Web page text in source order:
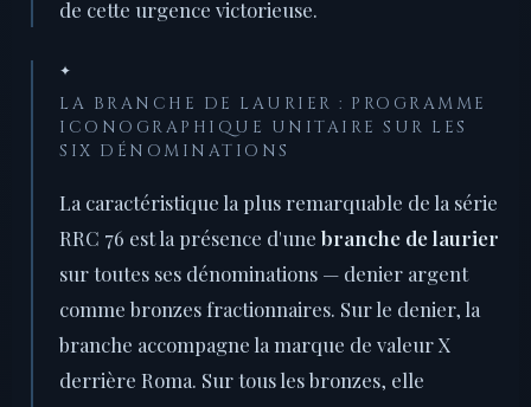
de cette urgence victorieuse.
✦
LA BRANCHE DE LAURIER : PROGRAMME
ICONOGRAPHIQUE UNITAIRE SUR LES
SIX DÉNOMINATIONS
La caractéristique la plus remarquable de la série
RRC 76 est la présence d'une branche de laurier
sur toutes ses dénominations — denier argent
comme bronzes fractionnaires. Sur le denier, la
branche accompagne la marque de valeur X
derrière Roma. Sur tous les bronzes, elle